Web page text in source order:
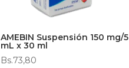
AMEBIN Suspensión 150 mg/5
mL x 30 ml
Bs.73,80